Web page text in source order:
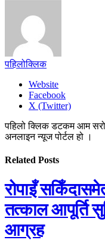
पहिलोक्लिक
Website
Facebook
X (Twitter)
पहिलो क्लिक डटकम आम
अनलाइन न्यूज पोर्टल हो ।
Related Posts
रोपाइँ
तत्काल आपूर्ति
आग्रह